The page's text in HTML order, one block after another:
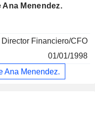
Menendez.
Director Financiero/CFO
01/01/1998
Ana Menendez.